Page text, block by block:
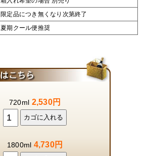
限定品につき無くなり次第終了
夏期クール便推奨
720ml 2,530円
1800ml 4,730円